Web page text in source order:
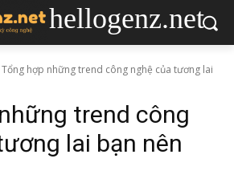
hellogenz.net
Tổng hợp những trend công nghệ của tương lai
trend công
lai bạn nên